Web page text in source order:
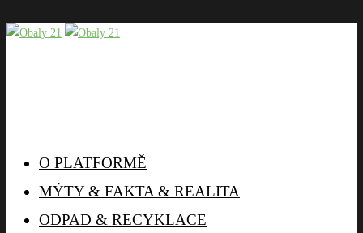
O PLATFORMĚ
MÝTY & FAKTA & REALITA
ODPAD & RECYKLACE